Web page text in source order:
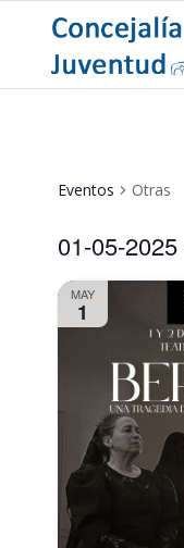
Eventos Otras
01-05-2025
Seleccionar
fecha.
MAY
1